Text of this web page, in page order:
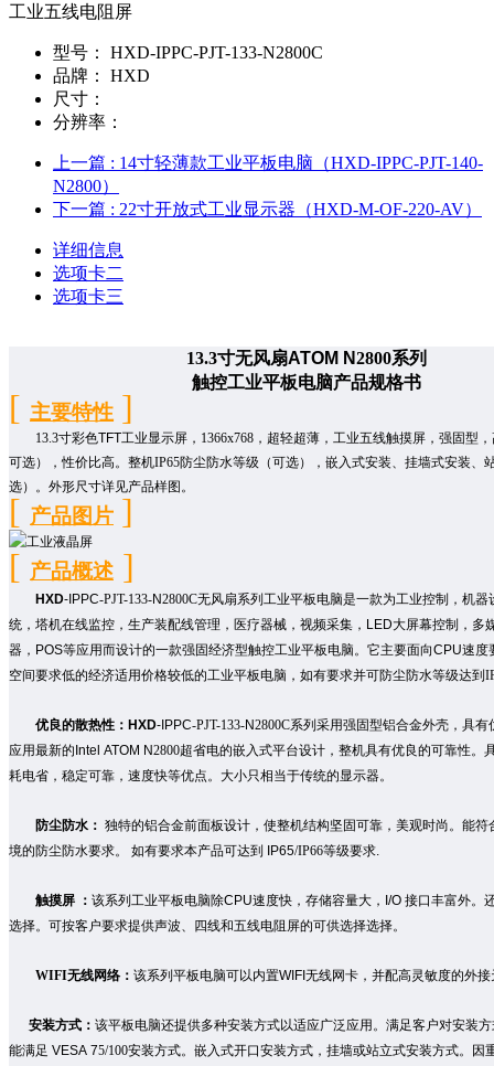
工业五线电阻屏
型号：
HXD-IPPC-PJT-133-N2800C
品牌：
HXD
尺寸：
分辨率：
上一篇 : 14寸轻薄款工业平板电脑（HXD-IPPC-PJT-140-
N2800）
下一篇 : 22寸开放式工业显示器（HXD-M-OF-220-AV）
详细信息
选项卡二
选项卡三
13.3寸无风扇ATOM N2800系列
触控工业平板电脑产品规格书
[ 主要特性 ]
13.3寸彩色TFT工业显示屏， 1366x768 ， 超轻超薄， 工业五线触摸屏， 强固型
可选），性价比高。 整机IP65防尘防水等级（可选） ，嵌入式安装、挂墙式安装、
选）。外形尺寸详见产品样图。
[ 产品图片 ]
[ 产品概述 ]
HXD-IPPC-PJT-133-N2800C无风扇系列工业平板电脑是一款为工业控制 ，机
统，塔机在线监控，生产装配线管理， 医疗器械，视频采集， LED大屏幕控制， 多
器 ， POS等应用而设计的一款强固经济型触控工业平板电脑。它主要面向CPU速度
空间要求低的经济适用价格较低的工业平板电脑 ，如有要求并可防尘防水等级达到
优良的散热性： HXD-IPPC-PJT-133-N2800C系列采用强固型铝合金外壳，具有
应用最新的Intel ATOM N2800超省电的嵌入式平台设计， 整机具有优良的可靠性。
耗电省，稳定可靠，速度快等优点。大小只相当于传统的显示器。
防尘防水： 独特的铝合金前面板设计，使整机结构坚固可靠，美观时尚。能符
境的防尘防水要求。
如有要求本产品可达到 IP65/IP66等级要求.
触摸屏 ： 该系列工业平板电脑除CPU速度快，存储容量大， I/O 接口丰富外。
选择。可按客户要求提供声波、四线和五线电阻屏的可供选择选择。
WIFI无线网络：该系列平板电脑可以内置WIFI无线网卡，并配高灵敏度的外接
安装方式： 该平板电脑还提供多种安装方式以适应广泛应用。满足客户对安装
能满足 VESA 75/100安装方式。 嵌入式开口安装方式，挂墙或站立式安装方式。因